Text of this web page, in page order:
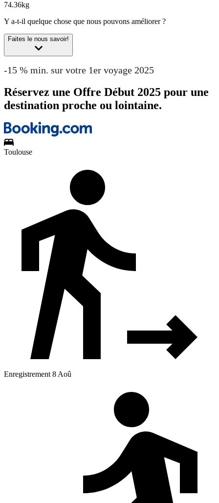
74.36kg
Y a-t-il quelque chose que nous pouvons améliorer ?
Faites le nous savoir!
-15 % min. sur votre 1er voyage 2025
Réservez une Offre Début 2025 pour une
destination proche ou lointaine.
Toulouse
Enregistrement 8 Aoû